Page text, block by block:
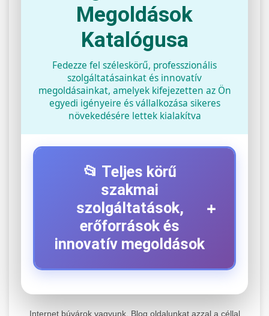
Megoldások
Katalógusa
Fedezze fel széleskörű, professzionális
szolgáltatásainkat és innovatív
megoldásainkat, amelyek kifejezetten az Ön
egyedi igényeire és vállalkozása sikeres
növekedésére lettek kialakítva
📂 Teljes körű
szakmai
szolgáltatások,
erőforrások és
innovatív megoldások
+
+
Internet búvárok vagyunk. Blog oldalunkat azzal a céllal